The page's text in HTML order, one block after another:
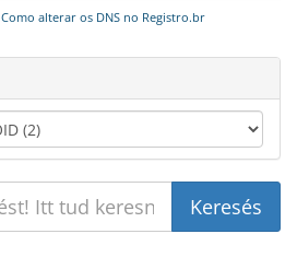
Como alterar os DNS no Registro.br